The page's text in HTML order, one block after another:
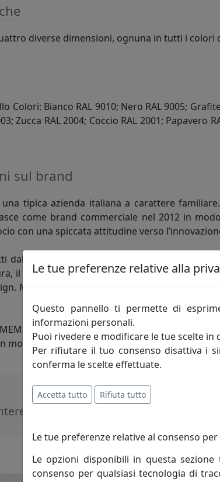
diverse dimensioni, ognuna in tutti i colori
Colori: Bianco RAL 9010; Nero RAL 9005;
Zucca RAL 2004; Coccio RAL 2001; Papavero
sul brand
una tipica azienda italiana a carattere
come brand commerciale nel 2012 in
con una spiccata attitudine verso
dal design propositivo, contemporaneo e
il ferro e nello specifico la lamiera,
MEME trae il suo nome dalla memetica, la
deve pertanto rispondere ai seguenti
molteplici aree abitative, Qualità eccellente
Le tue preferenze relative alla
Questo pannello ti permette di
informazioni personali.
Puoi rivedere e modificare le tue scelte
Per rifiutare il tuo consenso disattiva i
conferma le scelte effettuate.
Accetta tutto Rifiuta tutto
Le tue preferenze relative al consenso
Le opzioni disponibili in questa
consenso per qualsiasi tecnologia di